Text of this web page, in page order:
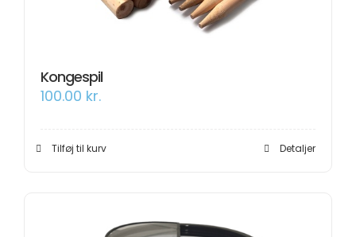
Kongespil
100.00 kr.
Tilføj til kurv Detaljer